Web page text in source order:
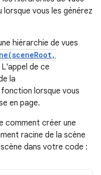
vous les générez
hiérarchie de vues
de ce
la
fonction lorsque vous
en page.
comment créer une
racine de la scène
dans votre code :